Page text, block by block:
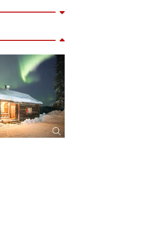
& Softdrinks
inkl. „Wein und